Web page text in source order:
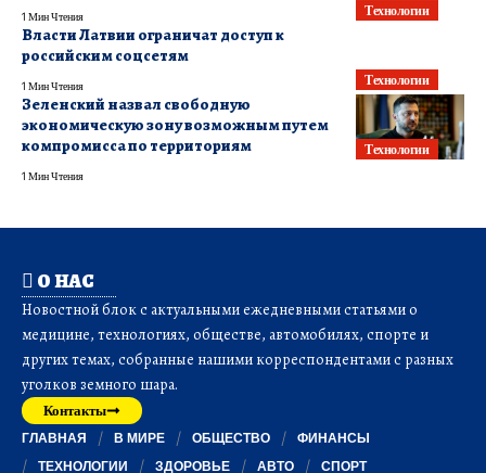
Технологии
1 Мин Чтения
Технологии
Власти Латвии ограничат доступ к
российским соцсетям
1 Мин Чтения
Технологии
Зеленский назвал свободную
экономическую зону возможным путем
компромисса по территориям
1 Мин Чтения
О НАС
Новостной блок с актуальными ежедневными статьями о
медицине, технологиях, обществе, автомобилях, спорте и
других темах, собранные нашими корреспондентами с разных
уголков земного шара.
Контакты
ГЛАВНАЯ В МИРЕ ОБЩЕСТВО
ФИНАНСЫ
ТЕХНОЛОГИИ
ЗДОРОВЬЕ АВТО СПОРТ